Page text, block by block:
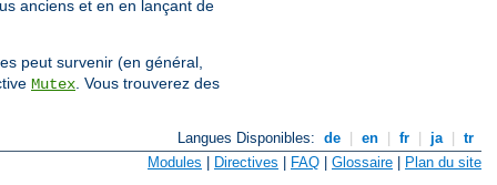
anciens et en en lançant de
peut survenir (en général,
Mutex . Vous trouverez des
Langues Disponibles: de en fr ja
tr
Modules Directives FAQ Glossaire Plan du site